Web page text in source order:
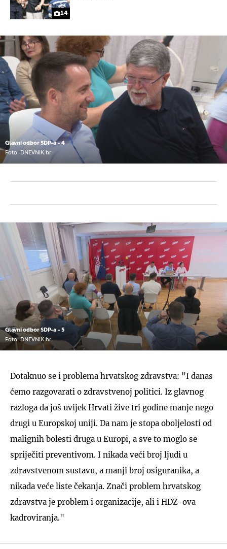
14
Glavni odbor SDP-a - 4
Foto: DNEVNIK.hr
Glavni odbor SDP-a - 5
Foto: DNEVNIK.hr
Dotaknuo se i problema hrvatskog zdravstva: "I danas
ćemo razgovarati o zdravstvenoj politici. Iz glavnog
razloga da još uvijek Hrvati žive tri godine manje nego
drugi u Europskoj uniji. Da nam je stopa oboljelosti od
malignih bolesti druga u Europi, a sve to moglo se
spriječiti preventivom. I nikada veći broj ljudi u
zdravstvenom sustavu, a manji broj osiguranika, a
nikada veće liste čekanja. Znači problem hrvatskog
zdravstva je problem i organizacije, ali i HDZ-ova
kadroviranja."